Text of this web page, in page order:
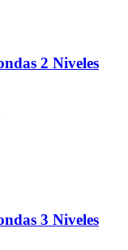
2 Niveles
3 Niveles